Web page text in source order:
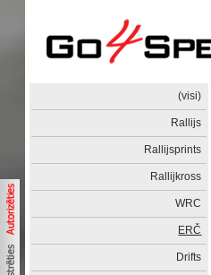
(visi)
Rallijs
Rallijsprints
Rallijkross
WRC
ERČ
Drifts